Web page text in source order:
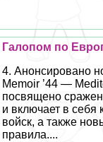
Галопом по
4. Анонсировано
Memoir ’44 —
посвящено
и включает в себя
войск, а также
правила....